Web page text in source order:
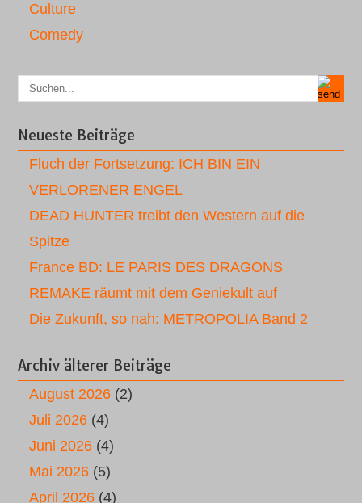
Culture
Comedy
Neueste Beiträge
Fluch der Fortsetzung: ICH BIN EIN
VERLORENER ENGEL
DEAD HUNTER treibt den Western auf die
Spitze
France BD: LE PARIS DES DRAGONS
REMAKE räumt mit dem Geniekult auf
Die Zukunft, so nah: METROPOLIA Band 2
Archiv älterer Beiträge
August 2026 (2)
Juli 2026 (4)
Juni 2026 (4)
Mai 2026 (5)
April 2026 (4)